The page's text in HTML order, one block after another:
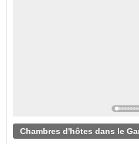
Chambres d'hôtes dans le